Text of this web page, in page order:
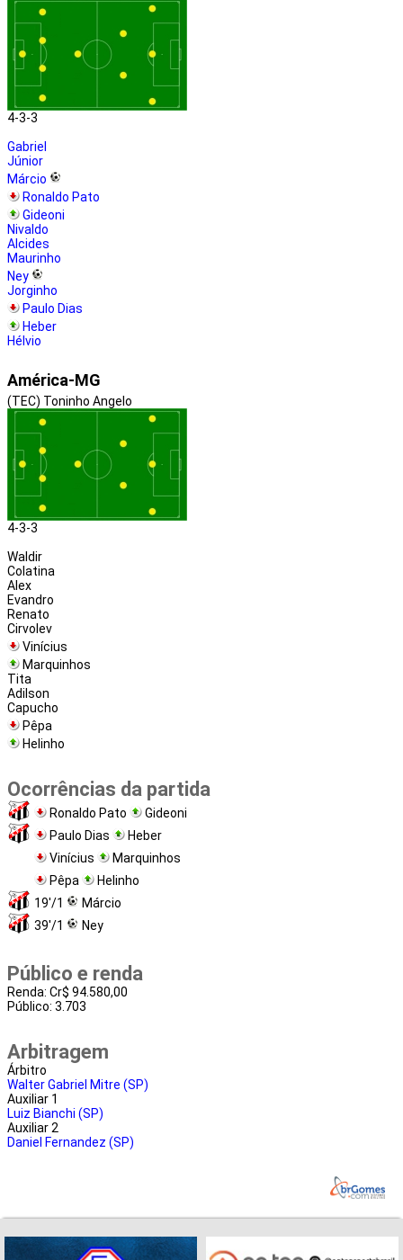
4-3-3
Gabriel
Júnior
Márcio
Ronaldo Pato
Gideoni
Nivaldo
Alcides
Maurinho
Ney
Jorginho
Paulo Dias
Heber
Hélvio
América-MG
(TEC) Toninho Angelo
4-3-3
Waldir
Colatina
Alex
Evandro
Renato
Cirvolev
Vinícius
Marquinhos
Tita
Adilson
Capucho
Pêpa
Helinho
Ocorrências da partida
Ronaldo Pato
Gideoni
Paulo Dias
Heber
Vinícius
Marquinhos
Pêpa
Helinho
19'/1
Márcio
39'/1
Ney
Público e renda
Renda: Cr$ 94.580,00
Público: 3.703
Arbitragem
Árbitro
Walter Gabriel Mitre (SP)
Auxiliar 1
Luiz Bianchi (SP)
Auxiliar 2
Daniel Fernandez (SP)